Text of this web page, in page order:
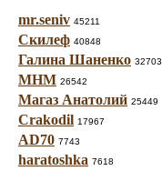
mr.seniv 45211
Скилеф 40848
Галина Шаненко 32703
МНМ 26542
Магаз Анатолий 25449
Crakodil 17967
AD70 7743
haratoshka 7618